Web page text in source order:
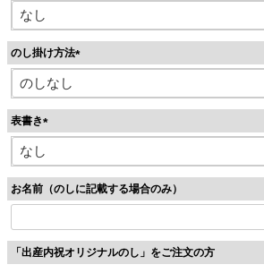
のし掛け方法
(
表書き
(
必
お名前（のしに記載する場合のみ）
「出産内祝オリジナルのし」をご注文の方